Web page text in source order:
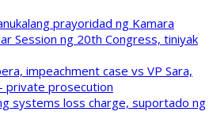
prayoridad ng Kamara
Session ng 20th Congress, tiniyak
impeachment case vs VP Sara,
private prosecution
systems loss charge, suportado ng